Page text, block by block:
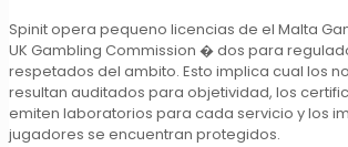
Spinit opera pequeno licencias de el Malta
UK Gambling Commission � dos para
respetados del ambito. Esto implica cual los
resultan auditados para objetividad, los
emiten laboratorios para cada servicio y los
jugadores se encuentran protegidos.